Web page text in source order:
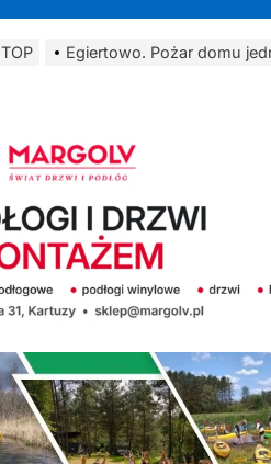
TOP Egiertowo. Pożar domu